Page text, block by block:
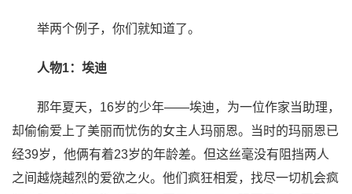
举两个例子，你们就知道了。
人物1：埃迪
那年夏天，16岁的少年——埃迪，为一位作家当助理，
却偷偷爱上了美丽而忧伤的女主人玛丽恩。当时的玛丽恩已
经39岁，他俩有着23岁的年龄差。但这丝毫没有阻挡两人
之间越烧越烈的爱欲之火。他们疯狂相爱，找尽一切机会疯